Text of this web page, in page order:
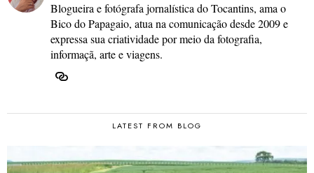
Blogueira e fotógrafa jornalística do Tocantins, ama o
Bico do Papagaio, atua na comunicação desde 2009 e
expressa sua criatividade por meio da fotografia,
informaçã, arte e viagens.
LATEST FROM BLOG